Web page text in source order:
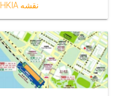
HKIA نقشه